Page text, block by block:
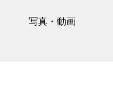
写真・動画